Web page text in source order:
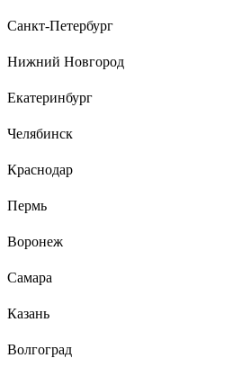
11кг весу =&gt; почти не греется,
диаметры, солидная масса корпуса
Санкт-Петербург
Нижний Новгород
Екатеринбург
Челябинск
Краснодар
Пермь
Воронеж
Самара
Казань
Волгоград